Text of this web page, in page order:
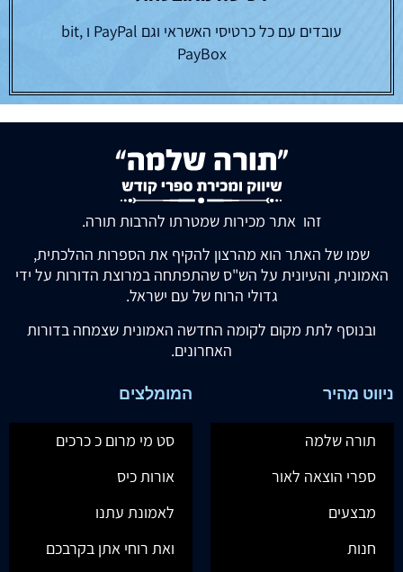
עובדים עם כל כרטיסי האשראי וגם PayPal ו bit,
PayBox
זהו אתר מכירות שמטרתו להרבות תורה.
שמו של האתר הוא מהרצון להקיף את הספרות ההלכתית,
האמונית, והעיונית על הש"ס שהתפתחה במרוצת הדורות על ידי
גדולי הרוח של עם ישראל.
ובנוסף לתת מקום לקומה החדשה האמונית שצמחה בדורות
האחרונים.
ניווט מהיר
תורה שלמה
ספרי הוצאה לאור
מבצעים
חנות
המומלצים
סט מי מרום כ כרכים
אורות כיס
לאמונת עתנו
ואת רוחי אתן בקרבכם